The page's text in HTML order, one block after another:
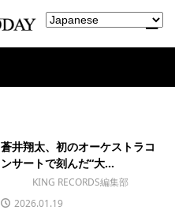
蒼井翔太、初のオーケストラコ
ンサートで刻んだ“大...
KING RECORDS編集部
2026.01.19